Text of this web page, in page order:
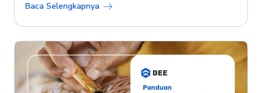
Baca Selengkapnya